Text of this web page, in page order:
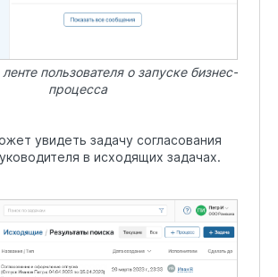
пользователя о запуске бизнес-
процесса
увидеть задачу согласования
в исходящих задачах.